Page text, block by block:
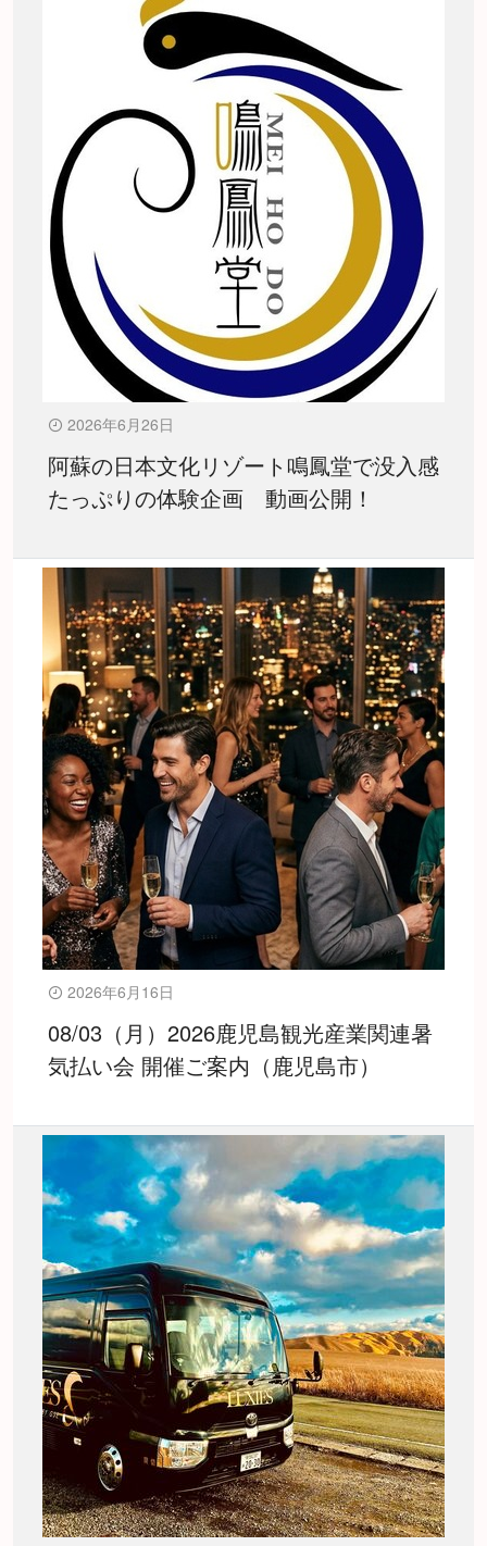
2026年6月26日
阿蘇の日本文化リゾート鳴鳳堂で没入感
たっぷりの体験企画 動画公開！
2026年6月16日
08/03（月）2026鹿児島観光産業関連暑
気払い会 開催ご案内（鹿児島市）